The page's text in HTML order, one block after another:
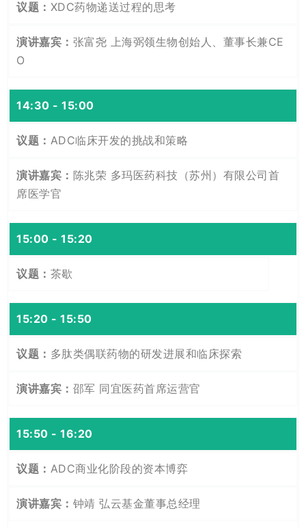
XDC药物递送过程的思考
张富尧 上海弼领生物创始人、董事长兼CE
O
14:30 - 15:00
ADC临床开发的挑战和策略
陈兆荣 多玛医药科技（苏州）有限公司首
席医学官
15:00 - 15:20
茶歇
15:20 - 15:50
多肽类偶联药物的研发进展和临床探索
邵军 同宜医药首席运营官
15:50 - 16:20
ADC商业化阶段的资本博弈
钟靖 弘云基金董事总经理